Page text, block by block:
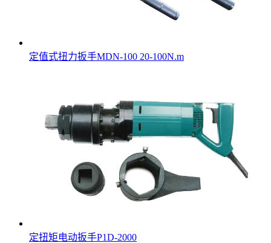
定值式扭力扳手MDN-100 20-100N.m
定扭矩电动扳手P1D-2000